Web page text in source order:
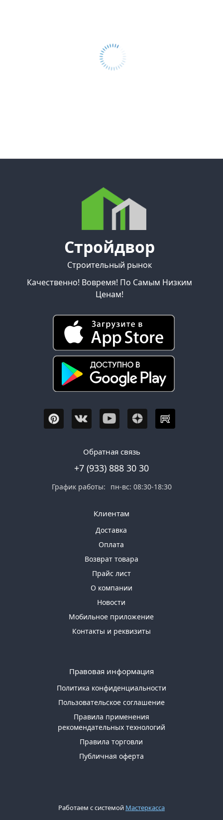
Стройдвор
Строительный рынок
Качественно! Вовремя! По Самым Низким
Ценам!
Обратная связь
+7 (933) 888 30 30
График работы: пн-вс: 08:30-18:30
Клиентам
Доставка
Оплата
Возврат товара
Прайс лист
О компании
Новости
Мобильное приложение
Контакты и реквизиты
Правовая информация
Политика конфиденциальности
Пользовательское соглашение
Правила применения
рекомендательных технологий
Правила торговли
Публичная оферта
Работаем с системой Мастеркасса